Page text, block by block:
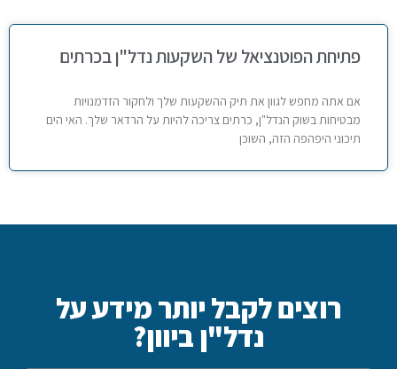
פתיחת הפוטנציאל של השקעות נדל"ן בכרתים
אם אתה מחפש לגוון את תיק ההשקעות שלך ולחקור הזדמנויות
מבטיחות בשוק הנדל"ן, כרתים צריכה להיות על הרדאר שלך. האי הים
תיכוני היפהפה הזה, השוכן
רוצים לקבל יותר מידע על
נדל"ן ביוון?